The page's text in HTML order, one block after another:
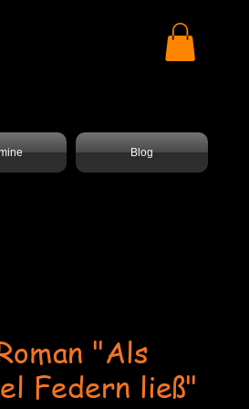
Blog
"Als
Federn ließ"